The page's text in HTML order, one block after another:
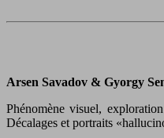
Arsen Savadov & Gyorgy
Phénomène visuel,
Décalages et portraits